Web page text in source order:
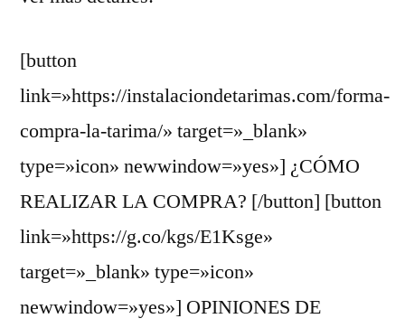
[button
link=»https://instalaciondetarimas.com/forma-
compra-la-tarima/» target=»_blank»
type=»icon» newwindow=»yes»] ¿CÓMO
REALIZAR LA COMPRA? [/button] [button
link=»https://g.co/kgs/E1Ksge»
target=»_blank» type=»icon»
newwindow=»yes»] OPINIONES DE